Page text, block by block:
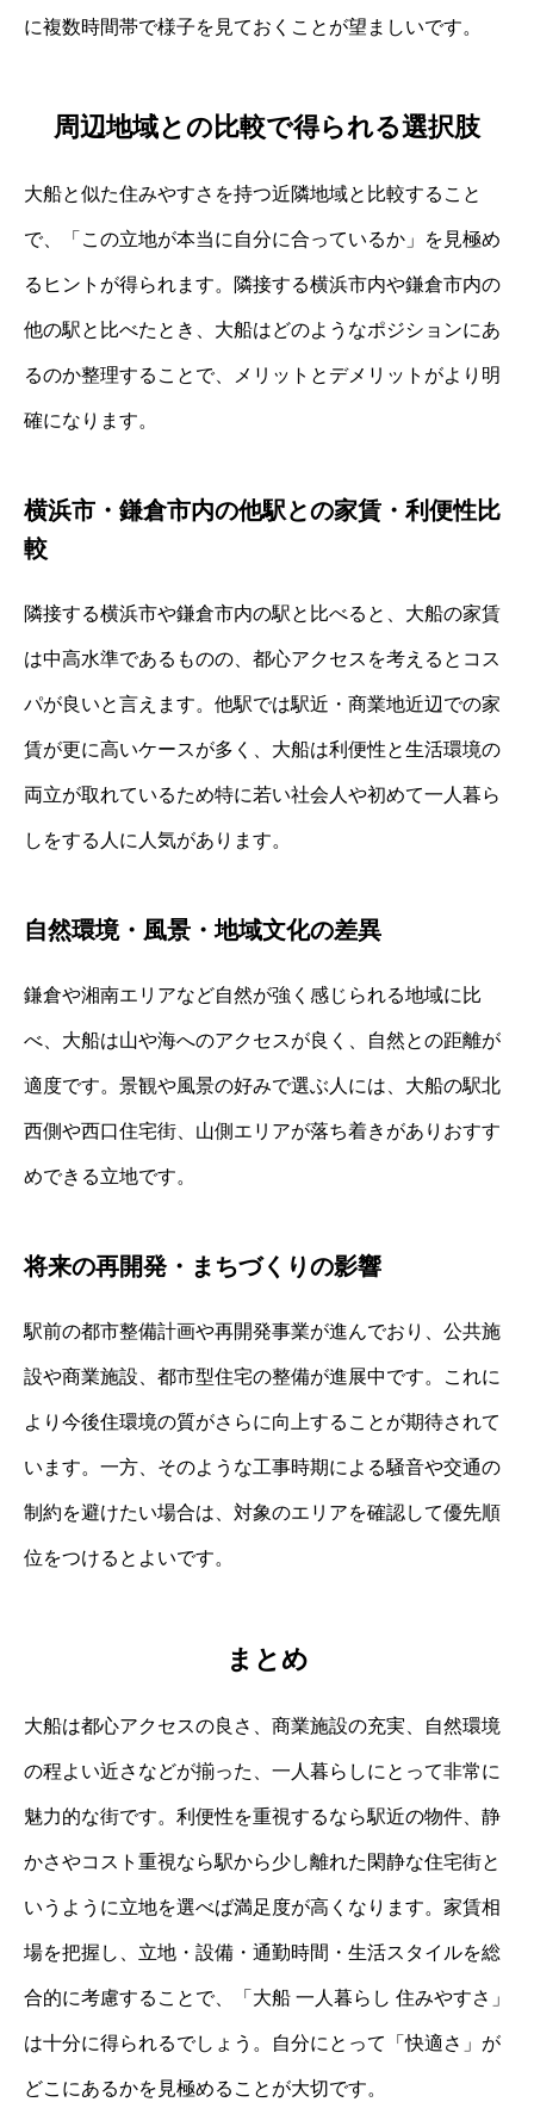
に複数時間帯で様子を見ておくことが望ましいです。
周辺地域との比較で得られる選択肢
大船と似た住みやすさを持つ近隣地域と比較すること
で、「この立地が本当に自分に合っているか」を見極め
るヒントが得られます。隣接する横浜市内や鎌倉市内の
他の駅と比べたとき、大船はどのようなポジションにあ
るのか整理することで、メリットとデメリットがより明
確になります。
横浜市・鎌倉市内の他駅との家賃・利便性比
較
隣接する横浜市や鎌倉市内の駅と比べると、大船の家賃
は中高水準であるものの、都心アクセスを考えるとコス
パが良いと言えます。他駅では駅近・商業地近辺での家
賃が更に高いケースが多く、大船は利便性と生活環境の
両立が取れているため特に若い社会人や初めて一人暮ら
しをする人に人気があります。
自然環境・風景・地域文化の差異
鎌倉や湘南エリアなど自然が強く感じられる地域に比
べ、大船は山や海へのアクセスが良く、自然との距離が
適度です。景観や風景の好みで選ぶ人には、大船の駅北
西側や西口住宅街、山側エリアが落ち着きがありおすす
めできる立地です。
将来の再開発・まちづくりの影響
駅前の都市整備計画や再開発事業が進んでおり、公共施
設や商業施設、都市型住宅の整備が進展中です。これに
より今後住環境の質がさらに向上することが期待されて
います。一方、そのような工事時期による騒音や交通の
制約を避けたい場合は、対象のエリアを確認して優先順
位をつけるとよいです。
まとめ
大船は都心アクセスの良さ、商業施設の充実、自然環境
の程よい近さなどが揃った、一人暮らしにとって非常に
魅力的な街です。利便性を重視するなら駅近の物件、静
かさやコスト重視なら駅から少し離れた閑静な住宅街と
いうように立地を選べば満足度が高くなります。家賃相
場を把握し、立地・設備・通勤時間・生活スタイルを総
合的に考慮することで、「大船 一人暮らし 住みやすさ」
は十分に得られるでしょう。自分にとって「快適さ」が
どこにあるかを見極めることが大切です。